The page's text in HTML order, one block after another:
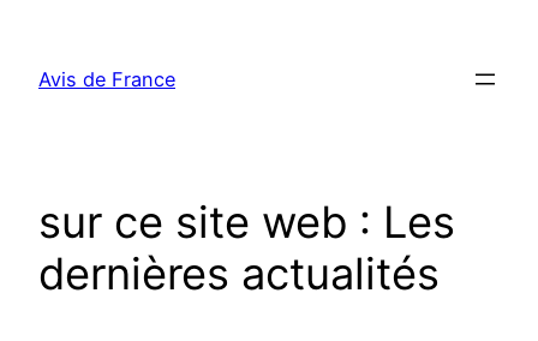
contenu
Avis de France
sur ce site web : Les
dernières actualités